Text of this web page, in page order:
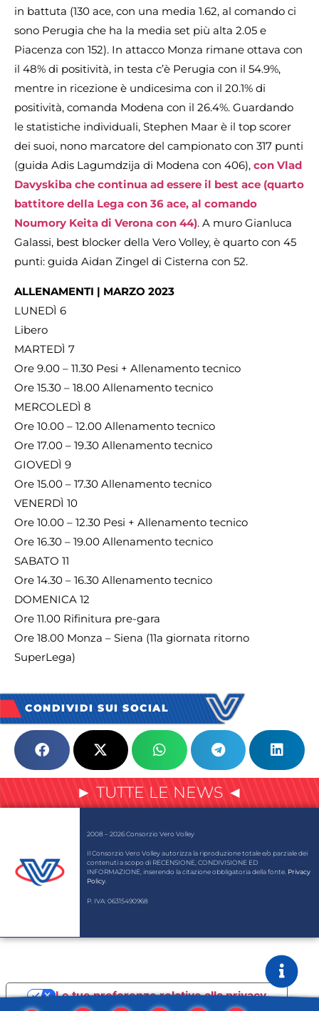
in battuta (130 ace, con una media 1.62, al comando ci
sono Perugia che ha la media set più alta 2.05 e
Piacenza con 152). In attacco Monza rimane ottava con
il 48% di positività, in testa c’è Perugia con il 54.9%,
mentre in ricezione è undicesima con il 20.1% di
positività, comanda Modena con il 26.4%. Guardando
le statistiche individuali, Stephen Maar è il top scorer
dei suoi, nono marcatore del campionato con 317 punti
(guida Adis Lagumdzija di Modena con 406), con Vlad
Davyskiba che continua ad essere il best ace (quarto
battitore della Lega con 36 ace, al comando
Noumory Keita di Verona con 44). A muro Gianluca
Galassi, best blocker della Vero Volley, è quarto con 45
punti: guida Aidan Zingel di Cisterna con 52.
ALLENAMENTI | MARZO 2023
LUNEDÌ 6
Libero
MARTEDÌ 7
Ore 9.00 – 11.30 Pesi + Allenamento tecnico
Ore 15.30 – 18.00 Allenamento tecnico
MERCOLEDÌ 8
Ore 10.00 – 12.00 Allenamento tecnico
Ore 17.00 – 19.30 Allenamento tecnico
GIOVEDÌ 9
Ore 15.00 – 17.30 Allenamento tecnico
VENERDÌ 10
Ore 10.00 – 12.30 Pesi + Allenamento tecnico
Ore 16.30 – 19.00 Allenamento tecnico
SABATO 11
Ore 14.30 – 16.30 Allenamento tecnico
DOMENICA 12
Ore 11.00 Rifinitura pre-gara
Ore 18.00 Monza – Siena (11a giornata ritorno
SuperLega)
CONDIVIDI SUI SOCIAL
► TUTTE LE NEWS ◄
2008 – 2026 Consorzio Vero Volley
Il Consorzio Vero Volley autorizza la riproduzione totale e/o parziale dei
contenuti a scopo di RECENSIONE, CONDIVISIONE ED
INFORMAZIONE, inserendo la citazione obbligatoria della fonte. Privacy
Policy.
P. IVA: 06315490968
Le tue preferenze relative alla privacy